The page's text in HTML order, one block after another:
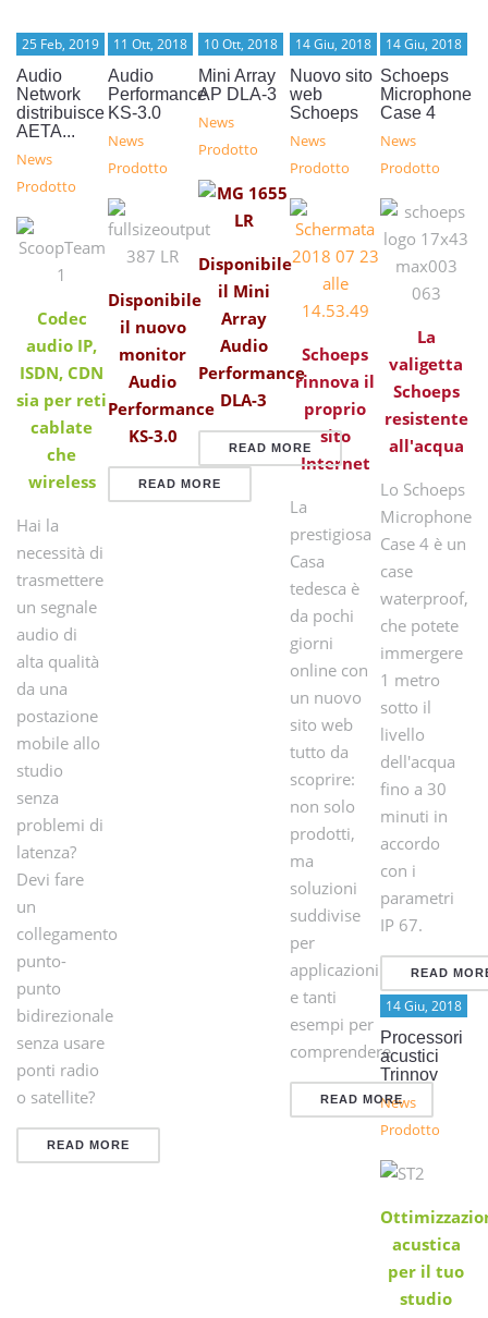
25 Feb, 2019
Audio
Network
distribuisce
AETA...
News
Prodotto
Codec
audio IP,
ISDN, CDN
sia per reti
cablate
che
wireless
Hai la
necessità di
trasmettere
un segnale
audio di
alta qualità
da una
postazione
mobile allo
studio
senza
problemi di
latenza?
Devi fare
un
collegamento
punto-
punto
bidirezionale
senza usare
ponti radio
o satellite?
READ MORE
11 Ott, 2018
Audio
Performance
KS-3.0
News
Prodotto
Disponibile
il nuovo
monitor
Audio
Performance
KS-3.0
READ MORE
10 Ott, 2018
Mini Array
AP DLA-3
News
Prodotto
Disponibile
il Mini
Array
Audio
Performance
DLA-3
READ MORE
14 Giu, 2018
Nuovo sito
web
Schoeps
News
Prodotto
Schoeps
rinnova il
proprio
sito
Internet
La
prestigiosa
Casa
tedesca è
da pochi
giorni
online con
un nuovo
sito web
tutto da
scoprire:
non solo
prodotti,
ma
soluzioni
suddivise
per
applicazioni
e tanti
esempi per
comprendere
READ MORE
14 Giu, 2018
Schoeps
Microphone
Case 4
News
Prodotto
La
valigetta
Schoeps
resistente
all'acqua
Lo Schoeps
Microphone
Case 4 è un
case
waterproof,
che potete
immergere
1 metro
sotto il
livello
dell'acqua
fino a 30
minuti in
accordo
con i
parametri
IP 67.
READ
14 Giu, 2018
Processori
acustici
Trinnov
News
Prodotto
acustica
per il tuo
studio